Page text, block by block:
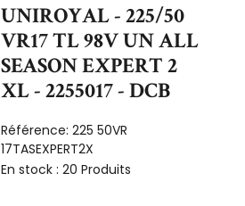
UNIROYAL - 225/50
VR17 TL 98V UN ALL
SEASON EXPERT 2
XL - 2255017 - DCB
Référence:225 50VR
17TASEXPERT2X
En stock :20 Produits